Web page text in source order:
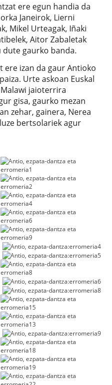
ere egun handia da
Janeirok, Lierni
Mikel Urteagak, Iñaki
Aitor Zabaletak
dute gaurko banda.
ere izan da gaur Antioko
Urte askoan Euskal
jaioterrira
gisa, gaurko mezan
zehar, gainera, Nerea
bertsolariek agur